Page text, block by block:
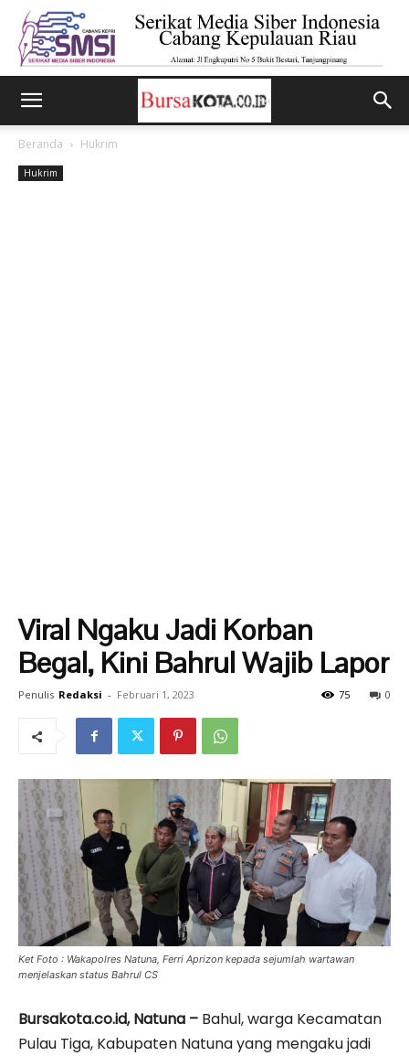
Beranda Hukrim
Hukrim
Viral Ngaku Jadi Korban
Begal, Kini Bahrul Wajib Lapor
Penulis Redaksi - Februari 1, 2023 0
75
Ket Foto : Wakapolres Natuna, Ferri Aprizon kepada sejumlah wartawan
menjelaskan status Bahrul CS
Bursakota.co.id, Natuna – Bahul, warga Kecamatan
Pulau Tiga, Kabupaten Natuna yang mengaku jadi